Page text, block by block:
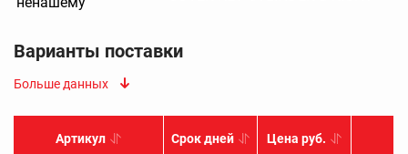
Варианты поставки
Больше данных
Артикул Срок дней Цена руб.